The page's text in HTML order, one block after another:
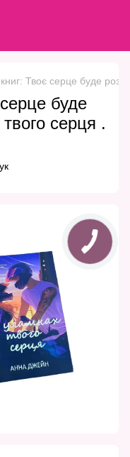
Твоє серце буде
буде
серця .